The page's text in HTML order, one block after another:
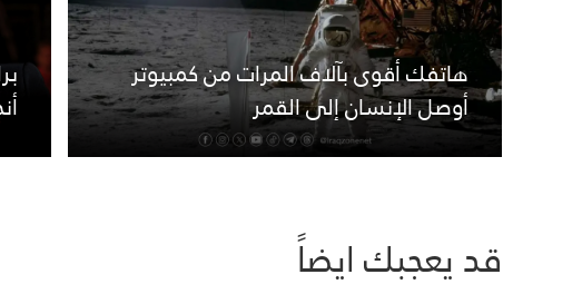
هاتفك أقوى بآلاف المرات من كمبيوتر
أوصل الإنسان إلى القمر
قد يعجبك ايضاً